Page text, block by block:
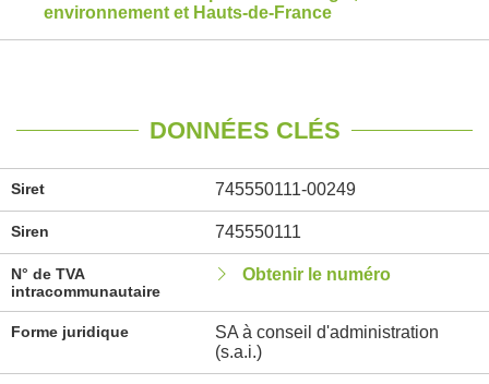
environnement et Hauts-de-France
DONNÉES CLÉS
Siret 745550111-00249
Siren 745550111
N° de TVA
intracommunautaire
Obtenir le numéro
Forme juridique
SA à conseil d'administration
(s.a.i.)